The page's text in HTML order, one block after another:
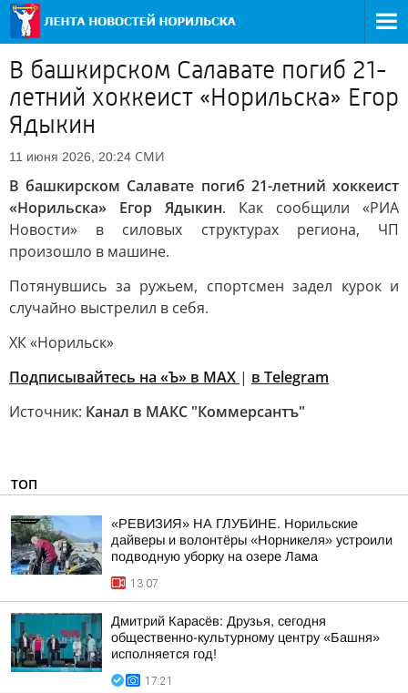
В башкирском Салавате погиб 21-
летний хоккеист «Норильска» Егор
Ядыкин
11 июня 2026, 20:24 СМИ
В башкирском Салавате погиб 21-летний хоккеист
«Норильска» Егор Ядыкин. Как сообщили «РИА
Новости» в силовых структурах региона, ЧП
произошло в машине.
Потянувшись за ружьем, спортсмен задел курок и
случайно выстрелил в себя.
ХК «Норильск»
Подписывайтесь на «Ъ» в MAX | в Telegram
Источник: Канал в МАКС "Коммерсантъ"
ТОП
«РЕВИЗИЯ» НА ГЛУБИНЕ. Норильские
дайверы и волонтёры «Норникеля» устроили
подводную уборку на озере Лама
13:07
Дмитрий Карасёв: Друзья, сегодня
общественно-культурному центру «Башня»
исполняется год!
17:21